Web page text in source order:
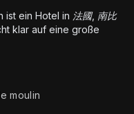
ist ein Hotel in 法國, 南比
klar auf eine große
moulin